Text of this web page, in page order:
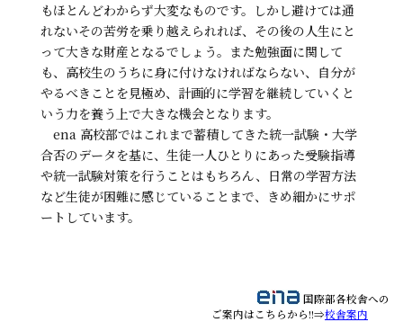
もほとんどわからず大変なものです。しかし避けては通
れないその苦労を乗り越えられれば、その後の人生にと
って大きな財産となるでしょう。また勉強面に関して
も、高校生のうちに身に付けなければならない、自分が
やるべきことを見極め、計画的に学習を継続していくと
いう力を養う上で大きな機会となります。
ena 高校部ではこれまで蓄積してきた統一試験・大学
合否のデータを基に、生徒一人ひとりにあった受験指導
や統一試験対策を行うことはもちろん、日常の学習方法
など生徒が困難に感じていることまで、きめ細かにサポ
ートしています。
国際部各校舎への
ご案内はこちらから!!⇒校舎案内